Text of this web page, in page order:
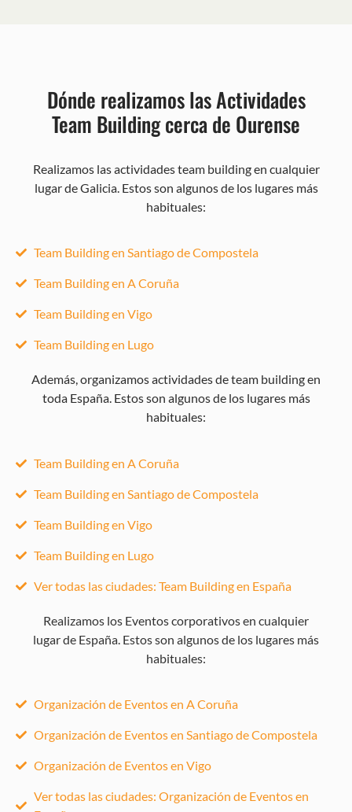
Dónde realizamos las Actividades
Team Building cerca de Ourense
Realizamos las actividades team building en cualquier
lugar de Galicia. Estos son algunos de los lugares más
habituales:
Team Building en Santiago de Compostela
Team Building en A Coruña
Team Building en Vigo
Team Building en Lugo
Además, organizamos actividades de team building en
toda España. Estos son algunos de los lugares más
habituales:
Team Building en A Coruña
Team Building en Santiago de Compostela
Team Building en Vigo
Team Building en Lugo
Ver todas las ciudades: Team Building en España
Realizamos los Eventos corporativos en cualquier
lugar de España. Estos son algunos de los lugares más
habituales:
Organización de Eventos en A Coruña
Organización de Eventos en Santiago de Compostela
Organización de Eventos en Vigo
Ver todas las ciudades: Organización de Eventos en